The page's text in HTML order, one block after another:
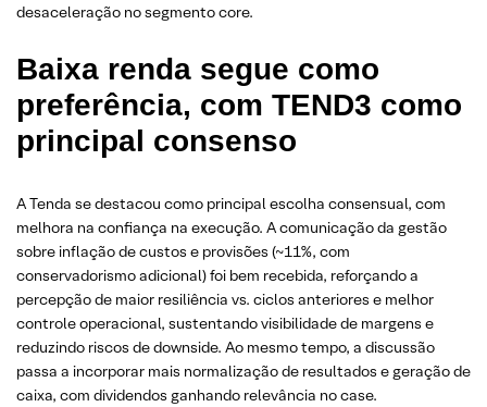
desaceleração no segmento core.
Baixa renda segue como
preferência, com TEND3 como
principal consenso
A Tenda se destacou como principal escolha consensual, com
melhora na confiança na execução. A comunicação da gestão
sobre inflação de custos e provisões (~11%, com
conservadorismo adicional) foi bem recebida, reforçando a
percepção de maior resiliência vs. ciclos anteriores e melhor
controle operacional, sustentando visibilidade de margens e
reduzindo riscos de downside. Ao mesmo tempo, a discussão
passa a incorporar mais normalização de resultados e geração de
caixa, com dividendos ganhando relevância no case.